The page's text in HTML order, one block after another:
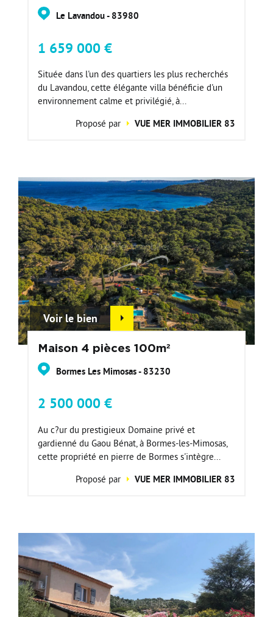
Le Lavandou - 83980
1 659 000 €
Située dans l'un des quartiers les plus recherchés
du Lavandou, cette élégante villa bénéficie d'un
environnement calme et privilégié, à...
Proposé par
VUE MER IMMOBILIER 83
Voir le bien
Maison 4 pièces 100m²
Bormes Les Mimosas - 83230
2 500 000 €
Au c?ur du prestigieux Domaine privé et
gardienné du Gaou Bénat, à Bormes-les-Mimosas,
cette propriété en pierre de Bormes s'intègre...
Proposé par
VUE MER IMMOBILIER 83